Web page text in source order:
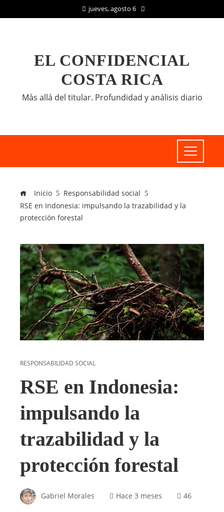
jueves, agosto 6
EL CONFIDENCIAL
COSTA RICA
Más allá del titular. Profundidad y análisis diario
Inicio
Responsabilidad social
RSE en Indonesia: impulsando la trazabilidad y la
protección forestal
RESPONSABILIDAD SOCIAL
RSE en Indonesia:
impulsando la
trazabilidad y la
protección forestal
Gabriel Morales Hace 3 meses 46